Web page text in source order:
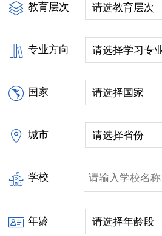
教育层次
专业方向
国家
城市
学校
年龄